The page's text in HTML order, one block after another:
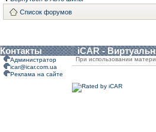
Список форумов
Контакты iCAR -
Администратор
icar@icar.com.ua
Реклама на сайте
При использовании